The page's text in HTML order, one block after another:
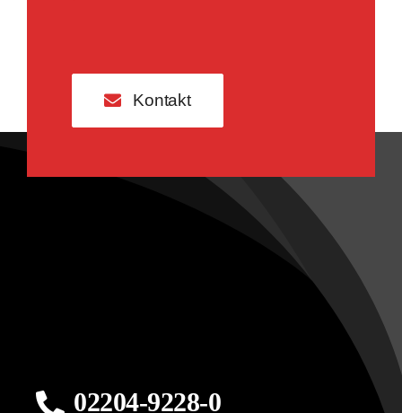
Kontakt
02204-9228-0